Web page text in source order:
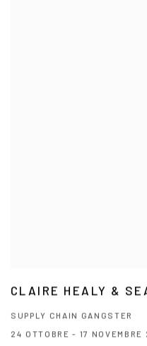
CLAIRE HEALY &
SUPPLY CHAIN GANGSTER
24 OTTOBRE - 17 NOVEMBRE